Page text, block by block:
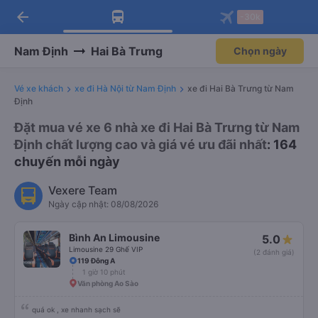
Tải app Vexere ngay!
Nhận ưu đãi thành viên độc
Mở app
Tải app Vexere
-30k/ghế khi đặt vé máy bay qua
Mở app
arrow_back
Nam Định Hai Bà Trưng Chọn ngày
Vé xe khách xe đi Hà Nội từ Nam Định
xe đi Hai Bà Trưng từ Nam
Định
Đặt mua vé xe 6 nhà xe đi Hai Bà Trưng từ Nam
Định chất lượng cao và giá vé ưu đãi nhất: 164
chuyến mỗi ngày
Vexere Team
Ngày cập nhật: 08/08/2026
Bình An Limousine
Limousine 29 Ghế VIP
5.0
(2 đánh giá)
119 Đông A
1 giờ 10 phút
Văn phòng Ao Sào
quá ok , xe nhanh sạch sẽ